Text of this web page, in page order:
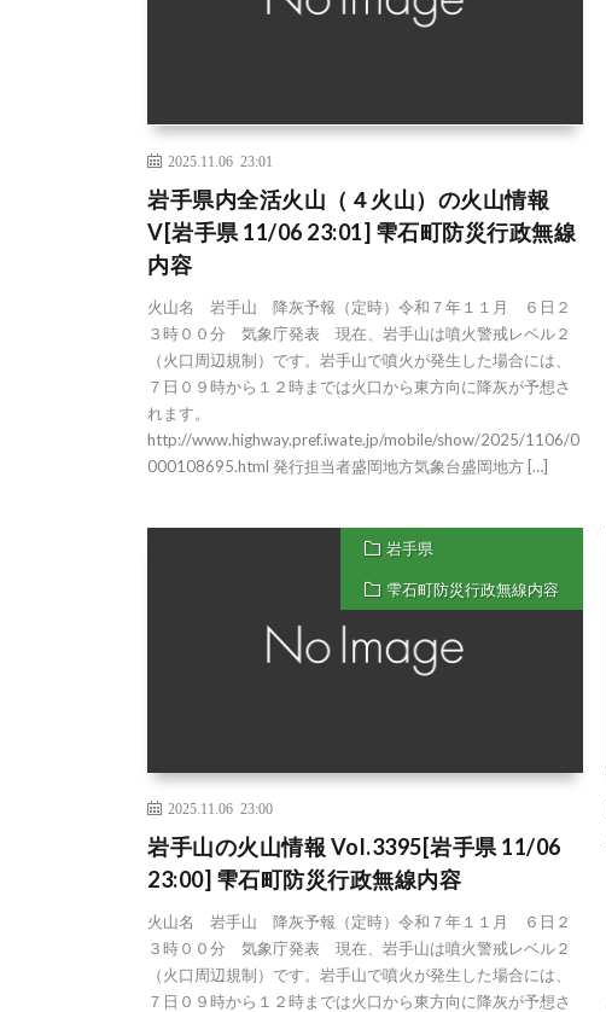
2025.11.06 23:01
岩手県内全活火山（４火山）の火山情報
V[岩手県 11/06 23:01] 雫石町防災行政無線
内容
火山名 岩手山 降灰予報（定時）令和７年１１月 ６日２
３時００分 気象庁発表 現在、岩手山は噴火警戒レベル２
（火口周辺規制）です。岩手山で噴火が発生した場合には、
７日０９時から１２時までは火口から東方向に降灰が予想さ
れます。
http://www.highway.pref.iwate.jp/mobile/show/2025/1106/0
000108695.html 発行担当者盛岡地方気象台盛岡地方 […]
岩手県
雫石町防災行政無線内容
2025.11.06 23:00
岩手山の火山情報 Vol.3395[岩手県 11/06
23:00] 雫石町防災行政無線内容
火山名 岩手山 降灰予報（定時）令和７年１１月 ６日２
３時００分 気象庁発表 現在、岩手山は噴火警戒レベル２
（火口周辺規制）です。岩手山で噴火が発生した場合には、
７日０９時から１２時までは火口から東方向に降灰が予想さ